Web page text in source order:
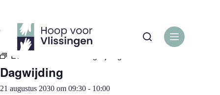
inhoud
« Alle Evenementen
Evenementenreeks:
Dagwijding
21 augustus 2030 om 09:30 - 10:00